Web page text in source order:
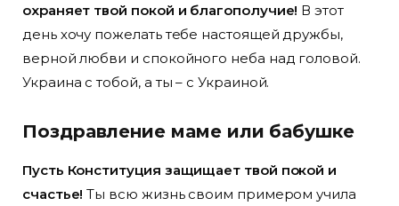
охраняет твой покой и благополучие! В этот
день хочу пожелать тебе настоящей дружбы,
верной любви и спокойного неба над головой.
Украина с тобой, а ты – с Украиной.
Поздравление маме или бабушке
Пусть Конституция защищает твой покой и
счастье! Ты всю жизнь своим примером учила